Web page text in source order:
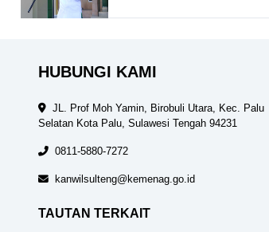
HUBUNGI KAMI
JL. Prof Moh Yamin, Birobuli Utara, Kec. Palu
Selatan Kota Palu, Sulawesi Tengah 94231
0811-5880-7272
kanwilsulteng@kemenag.go.id
TAUTAN TERKAIT